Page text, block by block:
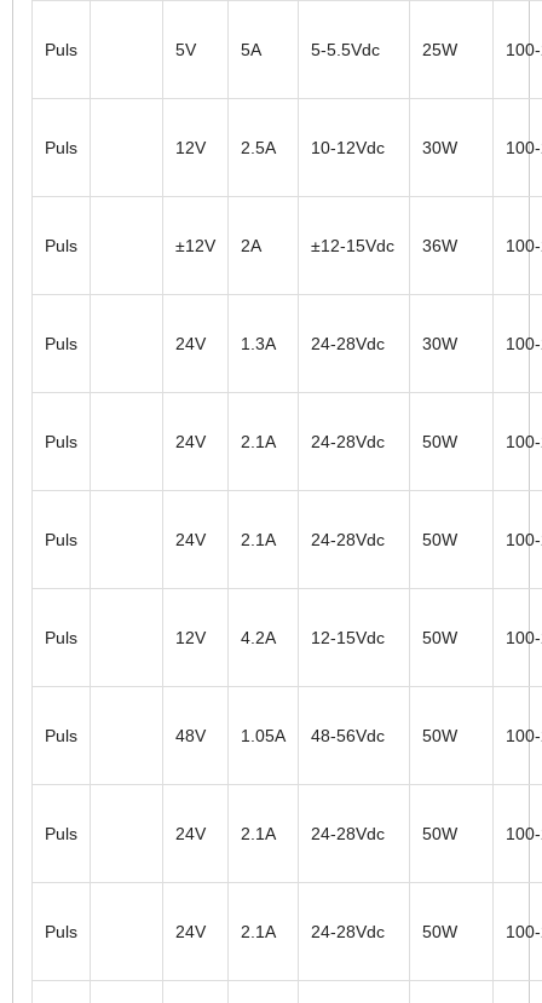
Puls 5V 5A 5-5.5Vdc 25W
Puls 12V 2.5A 10-12Vdc 30W
Puls ±12V 2A ±12-15Vdc 36W
Puls 24V 1.3A 24-28Vdc 30W
Puls 24V 2.1A 24-28Vdc 50W
Puls 24V 2.1A 24-28Vdc 50W
Puls 12V 4.2A 12-15Vdc 50W
Puls 48V 1.05A 48-56Vdc 50W
Puls 24V 2.1A 24-28Vdc 50W
Puls 24V 2.1A 24-28Vdc 50W